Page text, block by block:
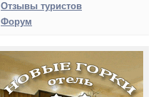
Отзывы туристов
Форум